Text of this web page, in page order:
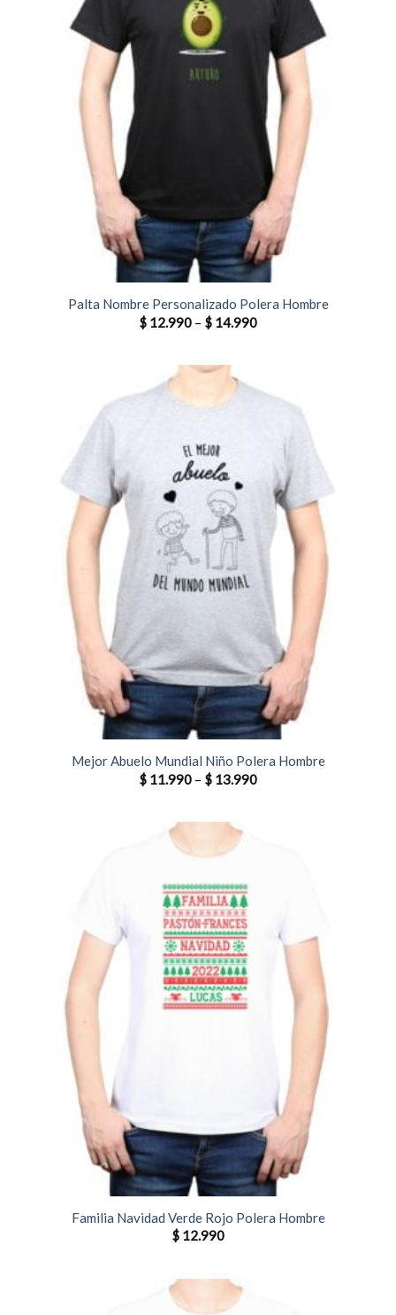
Palta Nombre Personalizado Polera Hombre
$ 12.990 – $ 14.990
Mejor Abuelo Mundial Niño Polera Hombre
$ 11.990 – $ 13.990
Familia Navidad Verde Rojo Polera Hombre
$ 12.990